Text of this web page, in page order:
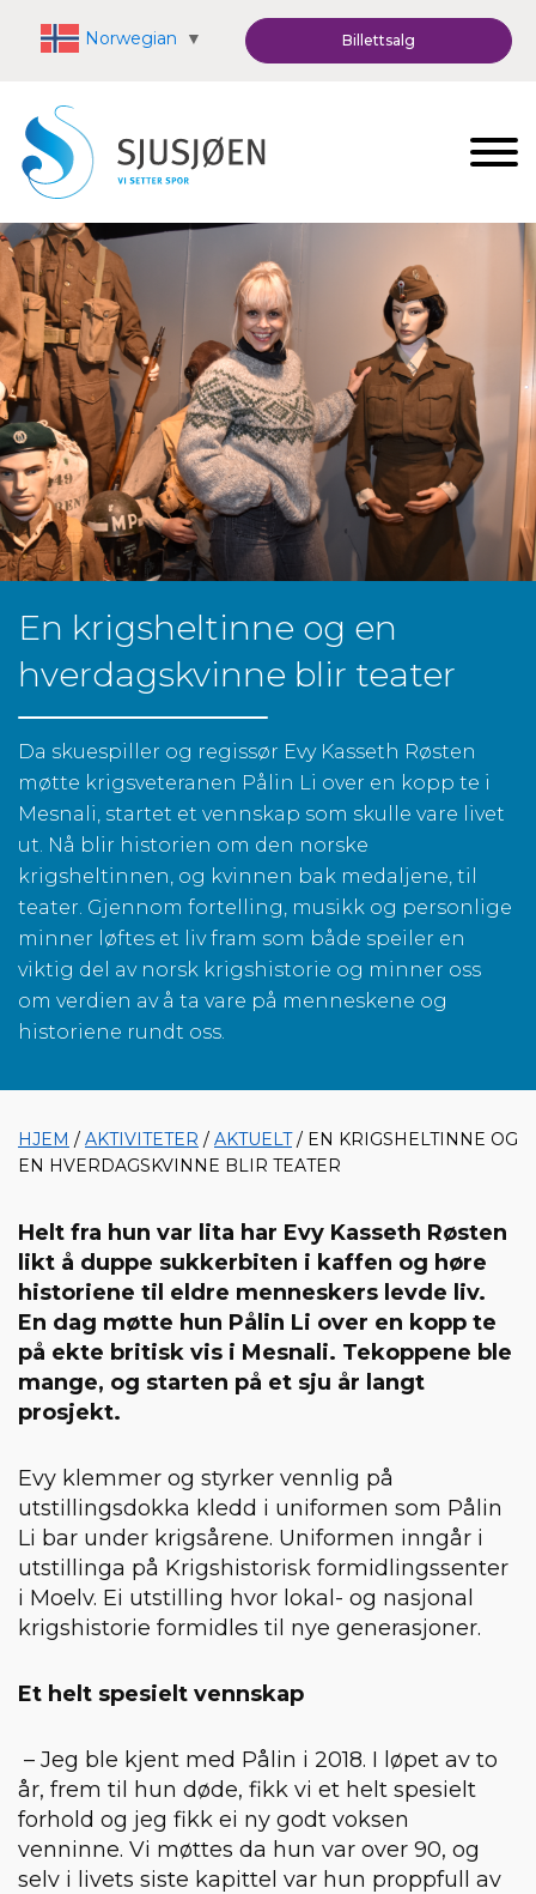
Norwegian ▼ Billettsalg
En krigsheltinne og en
hverdagskvinne blir teater
Da skuespiller og regissør Evy Kasseth Røsten
møtte krigsveteranen Pålin Li over en kopp te i
Mesnali, startet et vennskap som skulle vare livet
ut. Nå blir historien om den norske
krigsheltinnen, og kvinnen bak medaljene, til
teater. Gjennom fortelling, musikk og personlige
minner løftes et liv fram som både speiler en
viktig del av norsk krigshistorie og minner oss
om verdien av å ta vare på menneskene og
historiene rundt oss.
HJEM / AKTIVITETER / AKTUELT/ EN KRIGSHELTINNE OG
EN HVERDAGSKVINNE BLIR TEATER
Helt fra hun var lita har Evy Kasseth Røsten
likt å duppe sukkerbiten i kaffen og høre
historiene til eldre menneskers levde liv.
En dag møtte hun Pålin Li over en kopp te
på ekte britisk vis i Mesnali. Tekoppene ble
mange, og starten på et sju år langt
prosjekt.
Evy klemmer og styrker vennlig på
utstillingsdokka kledd i uniformen som Pålin
Li bar under krigsårene. Uniformen inngår i
utstillinga på Krigshistorisk formidlingssenter
i Moelv. Ei utstilling hvor lokal- og nasjonal
krigshistorie formidles til nye generasjoner.
Et helt spesielt vennskap
– Jeg ble kjent med Pålin i 2018. I løpet av to
år, frem til hun døde, fikk vi et helt spesielt
forhold og jeg fikk ei ny godt voksen
venninne. Vi møttes da hun var over 90, og
selv i livets siste kapittel var hun proppfull av